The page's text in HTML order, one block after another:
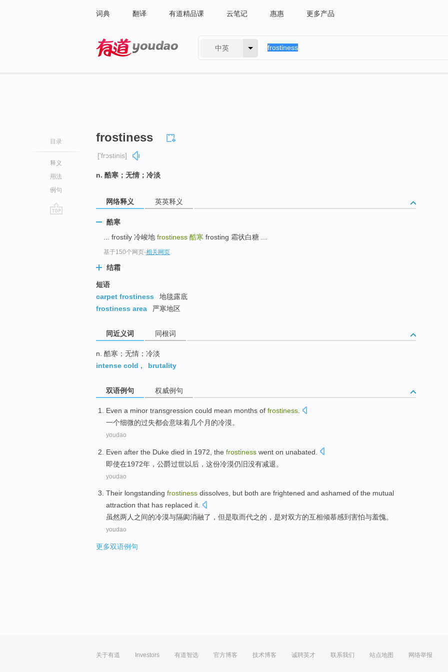
词典 翻译 有道精品课 云笔记 惠惠 更多产品
中英
目录
释义
用法
例句
frostiness
['frɔstinis]
n. 酷寒；无情；冷淡
网络释义 英英释义
酷寒
... frostily 冷峻地 frostiness 酷寒 frosting 霜状白糖 ...
基于150个网页-相关网页
结霜
短语
carpet frostiness
地毯露底
frostiness area
严寒地区
同近义词 同根词
n. 酷寒；无情；冷淡
intense cold , brutality
双语例句 权威例句
Even a minor transgression could mean months of frostiness
一个细微的过失都会意味着几个月 的冷漠。
youdao
Even after the Duke died in 1972, the frostiness went on unabated
即使在1972年， 公爵过世以后， 这份冷漠仍旧没有减退。
youdao
Their longstanding frostiness dissolves, but both are frightened and ashamed of the mutual
attraction that has replaced it.
虽然两人之间的冷漠与隔阂消融了， 但是取而代之的， 是对双方的互相倾慕感到害怕与羞愧。
youdao
更多双语例句
关于有道 Investors 有道智选 官方博客 技术博客 诚聘英才 联系我们 站点地图 网络举报